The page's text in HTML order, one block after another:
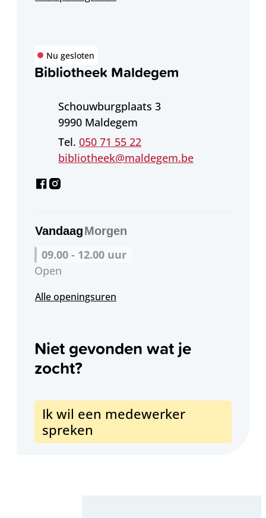
Bibliotheek Maldegem
Nu gesloten
AdresSchouwburgplaats 3
,9990 Maldegem
050 71 55 22
E-mailbibliotheek@maldegem.be
Facebook
Instagram
VandaagMorgen
09.00 - 12.00 uur
Open
Alle openingsuren
Niet gevonden wat je
zocht?
Ik wil een medewerker
spreken